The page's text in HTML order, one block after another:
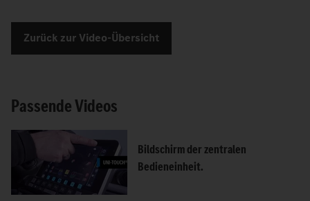
Zurück zur Video-Übersicht
Passende Videos
Bildschirm der zentralen
Bedieneinheit.